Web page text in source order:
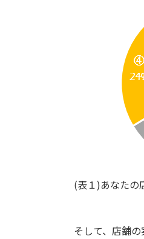
(表１)あなたの
そして、店舗